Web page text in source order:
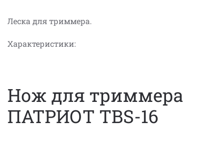
Леска для триммера.
Характеристики:
Нож для триммера
ПАТРИОТ TBS-16